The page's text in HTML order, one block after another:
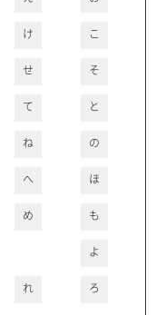
け こ
せ そ
て と
ね の
へ ほ
め も
よ
れ ろ